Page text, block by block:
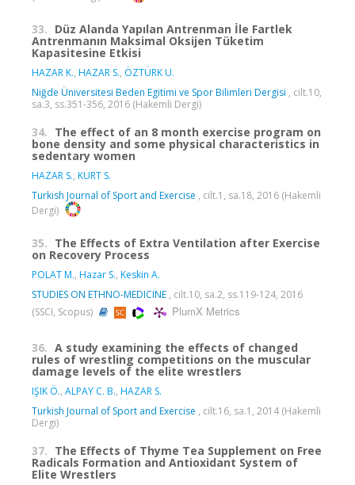
33. Düz Alanda Yapılan Antrenman İle Fartlek
Antrenmanın Maksimal Oksijen Tüketim
Kapasitesine Etkisi
HAZAR K., HAZAR S., ÖZTÜRK U.
Niğde Üniversitesi Beden Egitimi ve Spor Bilimleri Dergisi , cilt.10,
sa.3, ss.351-356, 2016 (Hakemli Dergi)
34. The effect of an 8 month exercise program on
bone density and some physical characteristics in
sedentary women
HAZAR S., KURT S.
Turkish Journal of Sport and Exercise , cilt.1, sa.18, 2016 (Hakemli
Dergi)
35. The Effects of Extra Ventilation after Exercise
on Recovery Process
POLAT M., Hazar S., Keskin A.
STUDIES ON ETHNO-MEDICINE , cilt.10, sa.2, ss.119-124, 2016
(SSCI, Scopus)
PlumX Metrics
36. A study examining the effects of changed
rules of wrestling competitions on the muscular
damage levels of the elite wrestlers
IŞIK Ö., ALPAY C. B., HAZAR S.
Turkish Journal of Sport and Exercise , cilt.16, sa.1, 2014 (Hakemli
Dergi)
37. The Effects of Thyme Tea Supplement on Free
Radicals Formation and Antioxidant System of
Elite Wrestlers